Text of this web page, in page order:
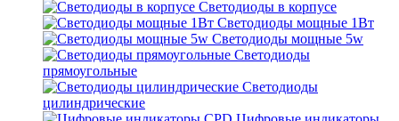
Светодиоды в корпусе
Светодиоды мощные 1Вт
Светодиоды мощные 5w
Светодиоды
прямоугольные
Светодиоды
цилиндрические